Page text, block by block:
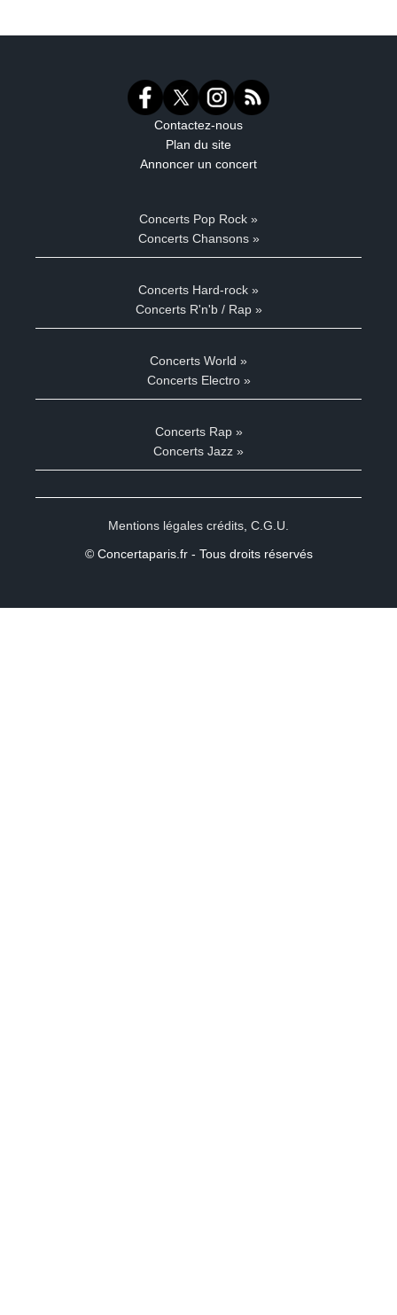
Contactez-nous
Plan du site
Annoncer un concert
Concerts Pop Rock »
Concerts Chansons »
Concerts Hard-rock »
Concerts R'n'b / Rap »
Concerts World »
Concerts Electro »
Concerts Rap »
Concerts Jazz »
Mentions légales crédits C.G.U.
© Concertaparis.fr - Tous droits réservés